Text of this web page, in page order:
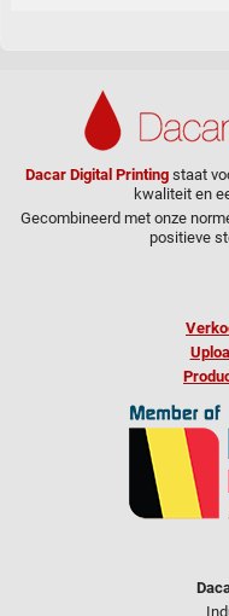
Dacar Digital Printing staat
kwaliteit en
Gecombineerd met onze
positieve